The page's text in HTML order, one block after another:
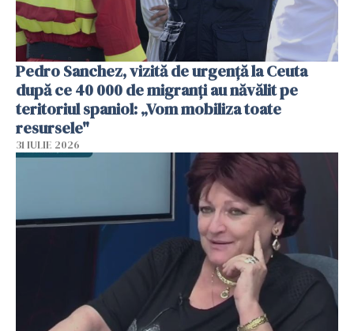
Pedro Sanchez, vizită de urgență la Ceuta
după ce 40 000 de migranți au năvălit pe
teritoriul spaniol: „Vom mobiliza toate
resursele"
31 IULIE 2026